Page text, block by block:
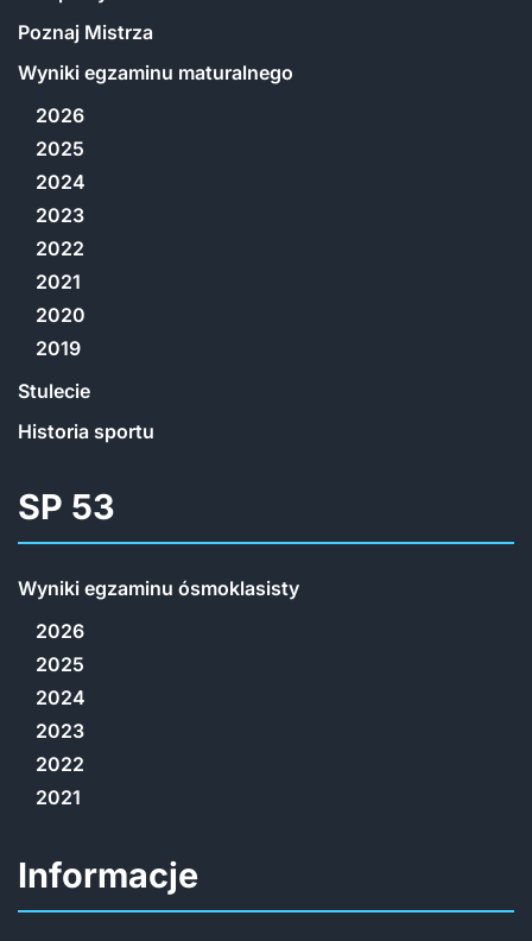
Poznaj Mistrza
Wyniki egzaminu maturalnego
2026
2025
2024
2023
2022
2021
2020
2019
Stulecie
Historia sportu
SP 53
Wyniki egzaminu ósmoklasisty
2026
2025
2024
2023
2022
2021
Informacje